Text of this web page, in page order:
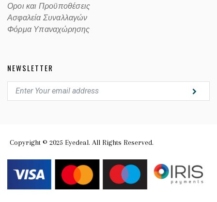
Οροι και Προϋποθέσεις
Ασφαλεία Συναλλαγών
Φόρμα Υπαναχώρησης
NEWSLETTER
Copyright © 2025 Eyedeal. All Rights Reserved.